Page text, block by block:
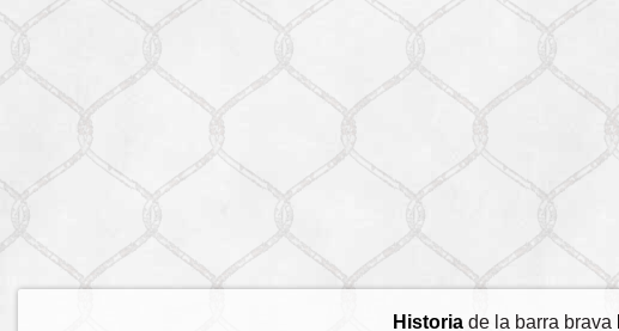
Historiade la barra brava